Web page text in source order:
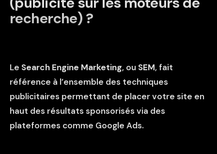
recherche) ?
Le Search Engine Marketing, ou SEM, fait
référence à l’ensemble des techniques
publicitaires permettant de placer votre site en
haut des résultats sponsorisés via des
plateformes comme Google Ads.